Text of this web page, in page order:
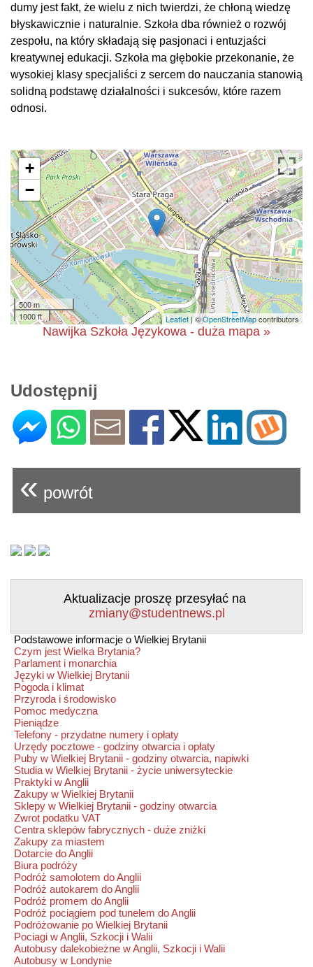
dumy jest fakt, że wielu z nich twierdzi, że chłoną wiedzę
błyskawicznie i naturalnie. Szkoła dba również o rozwój
zespołu, na który składają się pasjonaci i entuzjaści
kreatywnej edukacji. Szkoła ma głębokie przekonanie, że
wysokiej klasy specjaliści z sercem do nauczania stanowią
solidną podstawę działalności i sukcesów, które razem
odnosi.
+
−
500 m
1000 ft
Leaflet | ©OpenStreetMapcontributors
Nawijka Szkoła Językowa - duża mapa »
Udostępnij
« powrót
Aktualizacje proszę przesyłać na
zmiany@studentnews.pl
Podstawowe informacje o Wielkiej Brytanii
Czym jest Wielka Brytania?
Parlament i monarchia
Języki w Wielkiej Brytanii
Pogoda i klimat
Przyroda i środowisko
Pomoc medyczna
Pieniądze
Telefony - przydatne numery i opłaty
Urzędy pocztowe - godziny otwarcia i opłaty
Puby w Wielkiej Brytanii - godziny otwarcia, napiwki
Studia w Wielkiej Brytanii - życie uniwersyteckie
Praktyki w Anglii
Zakupy w Wielkiej Brytanii
Sklepy w Wielkiej Brytanii - godziny otwarcia
Zwrot podatku VAT
Centra sklepów fabrycznych - duże zniżki
Zakupy za miastem
Dotarcie do Anglii
Biura podróży
Podróż samolotem do Anglii
Podróż autokarem do Anglii
Podróż promem do Anglii
Podróż pociągiem pod tunelem do Anglii
Podróżowanie po Wielkiej Brytanii
Pociagi w Anglii, Szkocji i Walii
Autobusy dalekobieżne w Anglii, Szkocji i Walii
Autobusy w Londynie